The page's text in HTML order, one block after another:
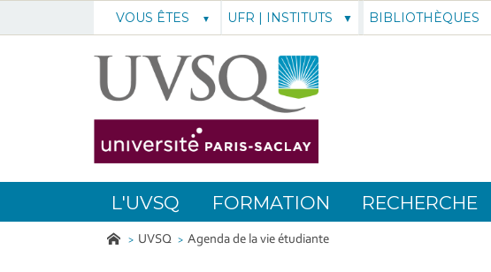
VOUS ÊTES
L'UVSQ FORMATION RECHERCHE
UVSQ Agenda de la vie étudiante
UFR | INSTITUTS BIBLIOTHÈQUES